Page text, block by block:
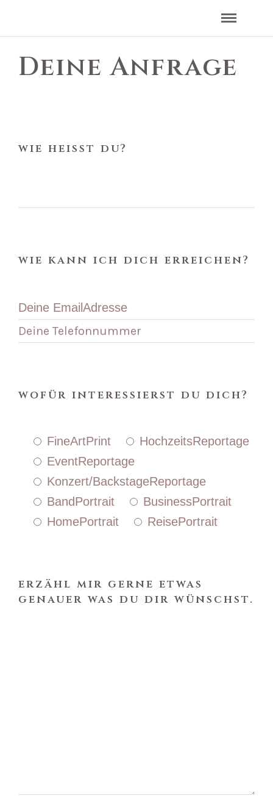
Deine Anfrage
wie heisst du?
wie kann ich dich erreichen?
wofür interessierst du dich?
FineArtPrint
HochzeitsReportage
EventReportage
Konzert/BackstageReportage
BandPortrait
BusinessPortrait
HomePortrait
ReisePortrait
erzähl mir gerne etwas
genauer was du dir wünschst.